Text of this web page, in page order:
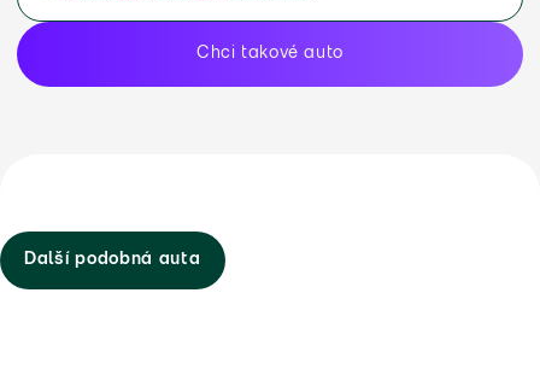
Chci takové auto
Další podobná auta